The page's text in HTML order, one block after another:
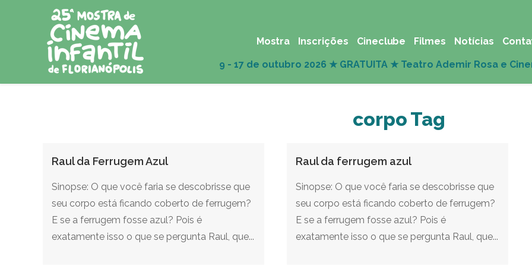
Mostra Inscrições Cineclube Filmes Notícias
corpo Tag
Raul da Ferrugem Azul
Sinopse: O que você faria se descobrisse que
seu corpo está ficando coberto de ferrugem?
E se a ferrugem fosse azul? Pois é
exatamente isso o que se pergunta Raul, que...
Raul da ferrugem azul
Sinopse: O que você faria se descobrisse que
seu corpo está ficando coberto de ferrugem?
E se a ferrugem fosse azul? Pois é
exatamente isso o que se pergunta Raul, que...